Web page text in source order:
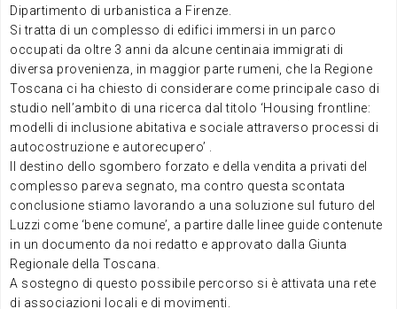
Dipartimento di urbanistica a Firenze.
Si tratta di un complesso di edifici immersi in un parco
occupati da oltre 3 anni da alcune centinaia immigrati di
diversa provenienza, in maggior parte rumeni, che la Regione
Toscana ci ha chiesto di considerare come principale caso di
studio nell’ambito di una ricerca dal titolo ‘Housing frontline:
modelli di inclusione abitativa e sociale attraverso processi di
autocostruzione e autorecupero’ .
Il destino dello sgombero forzato e della vendita a privati del
complesso pareva segnato, ma contro questa scontata
conclusione stiamo lavorando a una soluzione sul futuro del
Luzzi come ‘bene comune’, a partire dalle linee guide contenute
in un documento da noi redatto e approvato dalla Giunta
Regionale della Toscana.
A sostegno di questo possibile percorso si è attivata una rete
di associazioni locali e di movimenti.